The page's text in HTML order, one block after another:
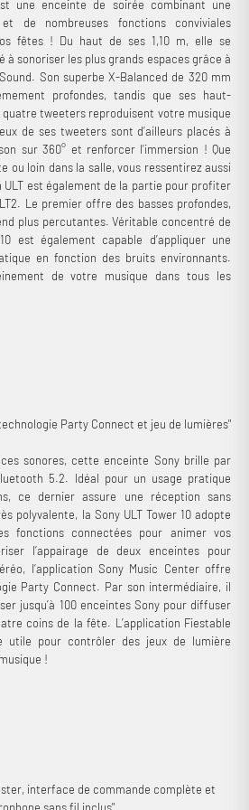
une enceinte de soirée combinant une
et de nombreuses fonctions conviviales
fêtes ! Du haut de ses 1,10 m, elle se
à sonoriser les plus grands espaces grâce à
Son superbe X-Balanced de 320 mm
profondes, tandis que ses haut-
tweeters reproduisent votre musique
de ses tweeters sont d’ailleurs placés à
sur 360° et renforcer l’immersion ! Que
ou loin dans la salle, vous ressentirez aussi
ULT est également de la partie pour profiter
Le premier offre des basses profondes,
plus percutantes. Véritable concentré de
est également capable d’appliquer une
en fonction des bruits environnants.
de votre musique dans tous les
Party Connect et jeu de lumières"
sonores, cette enceinte Sony brille par
5.2. Idéal pour un usage pratique
ce dernier assure une réception sans
polyvalente, la Sony ULT Tower 10 adopte
fonctions connectées pour animer vos
l’appairage de deux enceintes pour
l’application Sony Music Center offre
Party Connect. Par son intermédiaire, il
jusqu’à 100 enceintes Sony pour diffuser
coins de la fête. L’application Fiestable
utile pour contrôler des jeux de lumière
!
interface de commande complète et